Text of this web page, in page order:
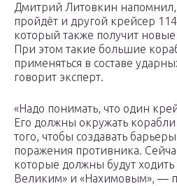
Дмитрий Литовкин
пройдёт и другой крейсер
который также получит
При этом такие большие
применяться в составе
говорит эксперт.
«Надо понимать, что один
Его должны окружать
того, чтобы создавать
поражения противника.
которые должны будут ходить
Великим» и «Нахимовым», —